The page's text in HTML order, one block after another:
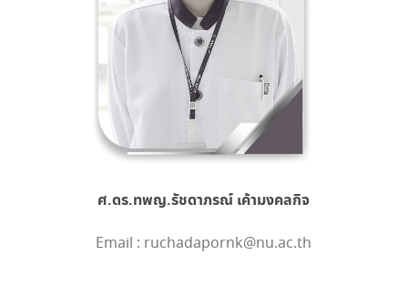
ศ.ดร.ทพญ.รัชดาภรณ์ เค้ามงคลกิจ
Email : ruchadapornk@nu.ac.th